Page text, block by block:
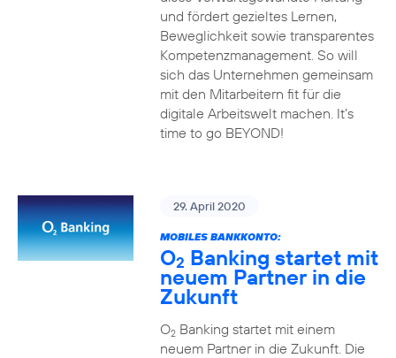
und fördert gezieltes Lernen,
Beweglichkeit sowie transparentes
Kompetenzmanagement. So will
sich das Unternehmen gemeinsam
mit den Mitarbeitern fit für die
digitale Arbeitswelt machen. It’s
time to go BEYOND!
29. April 2020
MOBILES BANKKONTO:
O2 Banking startet mit
neuem Partner in die
Zukunft
O2Banking startet mit einem
neuem Partner in die Zukunft. Die